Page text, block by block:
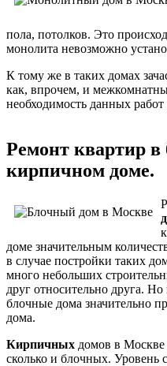
пола, потолков. Это
монолита невозможно
К тому же в таких домах
как, впрочем, и
необходимость данных
Ремонт квартир в
кирпичном доме.
доме значительным
в случае постройки таких
много небольших
друг относительно друга.
блочные дома значительно
дома.
Кирпичных домов в
сколько и блочных. Уровень